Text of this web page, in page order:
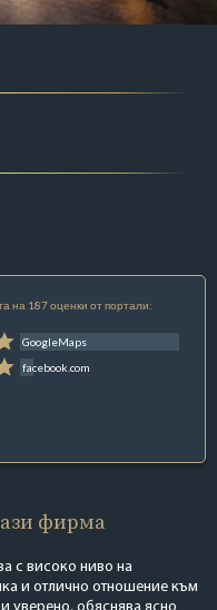
на 187 оценки от портали:
GoogleMaps
facebook.com
фирма
с високо ниво на
и отлично отношение към